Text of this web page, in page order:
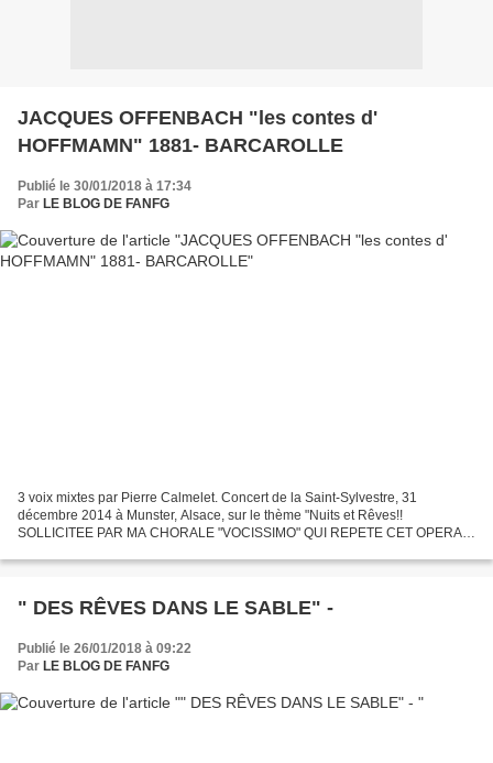
JACQUES OFFENBACH "les contes d'
HOFFMAMN" 1881- BARCAROLLE
Publié le 30/01/2018 à 17:34
Par LE BLOG DE FANFG
3 voix mixtes par Pierre Calmelet. Concert de la Saint-Sylvestre, 31
décembre 2014 à Munster, Alsace, sur le thème "Nuits et Rêves!!
SOLLICITEE PAR MA CHORALE "VOCISSIMO" QUI REPETE CET OPERA,
" DES RÊVES DANS LE SABLE" -
Publié le 26/01/2018 à 09:22
Par LE BLOG DE FANFG